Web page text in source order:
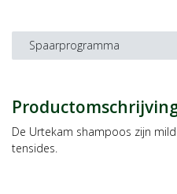
Spaarprogramma
De Urtekam shampoos zijn
tensides.